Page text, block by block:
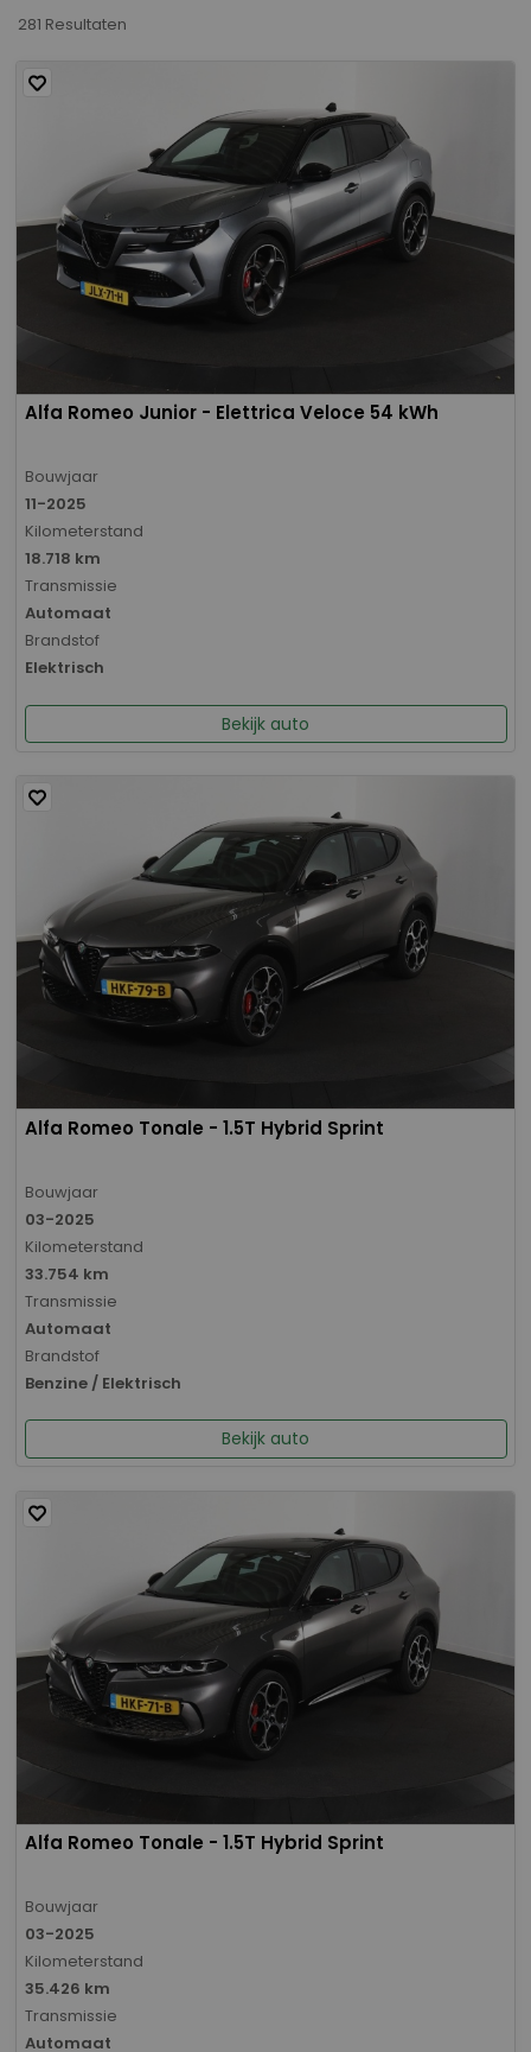
281 Resultaten
Alfa Romeo Junior - Elettrica Veloce 54 kWh
Bouwjaar
11-2025
Kilometerstand
18.718 km
Transmissie
Automaat
Brandstof
Elektrisch
Bekijk auto
Alfa Romeo Tonale - 1.5T Hybrid Sprint
Bouwjaar
03-2025
Kilometerstand
33.754 km
Transmissie
Automaat
Brandstof
Benzine / Elektrisch
Bekijk auto
Alfa Romeo Tonale - 1.5T Hybrid Sprint
Bouwjaar
03-2025
Kilometerstand
35.426 km
Transmissie
Automaat